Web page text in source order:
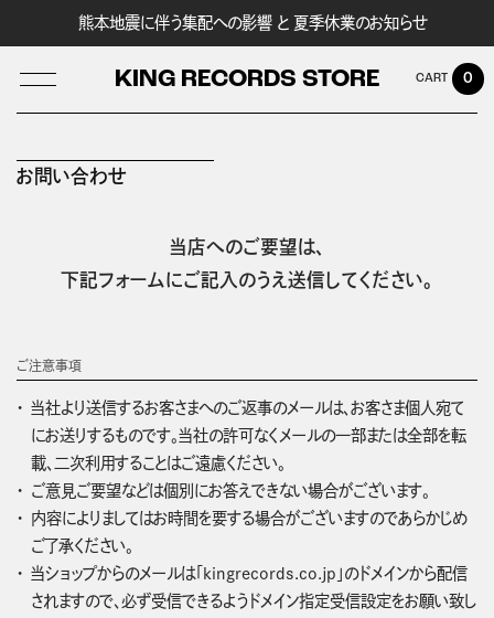
熊本地震に伴う集配への影響 と 夏季休業のお知らせ
KING RECORDS STORE 0
お問い合わせ
当店へのご要望は、
下記フォームにご記入のうえ送信してください。
ご注意事項
当社より送信するお客さまへのご返事のメールは、お客さま個人宛て
にお送りするものです。当社の許可なくメールの一部または全部を転
載、二次利用することはご遠慮ください。
ご意見ご要望などは個別にお答えできない場合がございます。
内容によりましてはお時間を要する場合がございますのであらかじめ
ご了承ください。
当ショップからのメールは「kingrecords.co.jp」のドメインから配信
されますので、必ず受信できるようドメイン指定受信設定をお願い致し